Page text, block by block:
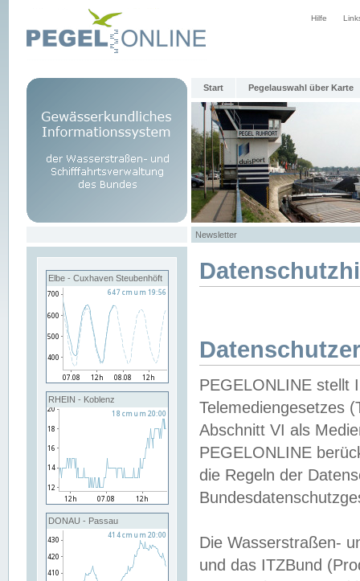
Hilfe
Start Pegelauswahl über Karte
Newsletter
Elbe - Cuxhaven Steubenhöft
RHEIN - Koblenz
DONAU - Passau
PEGELONLINE stellt
Telemediengesetzes
Abschnitt VI als
PEGELONLINE
die Regeln der
Die Wasserstraßen-
und das ITZBund